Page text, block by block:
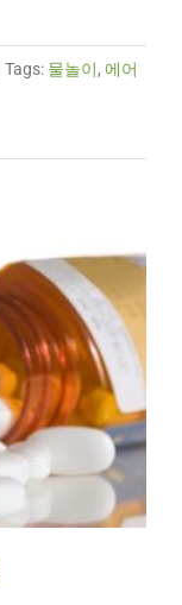
Tags: 물놀이, 에어